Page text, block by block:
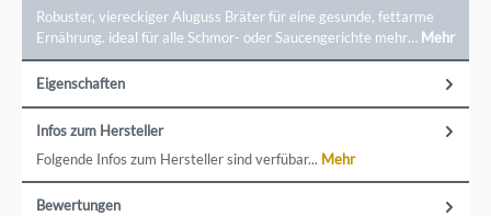
Robuster, viereckiger Aluguss Bräter für eine gesunde, fettarme
Ernährung. ideal für alle Schmor- oder Saucengerichte mehr… Mehr
Eigenschaften
Infos zum Hersteller
Folgende Infos zum Hersteller sind verfübar... Mehr
Bewertungen